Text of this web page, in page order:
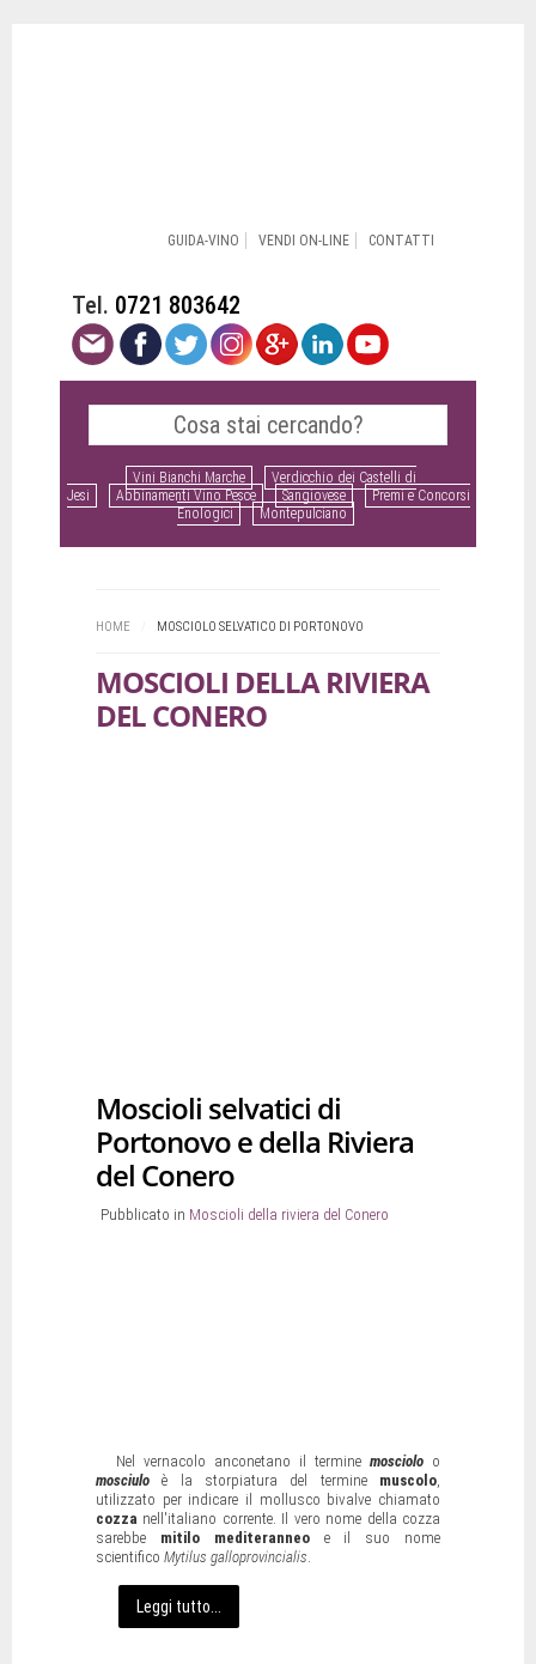
GUIDA-VINO VENDI ON-LINE CONTATTI
Tel. 0721 803642
Vini Bianchi Marche
Verdicchio dei Castelli di
Jesi
Abbinamenti Vino Pesce Sangiovese
Premi e Concorsi
Enologici
Montepulciano
HOME MOSCIOLO SELVATICO DI PORTONOVO
MOSCIOLI DELLA RIVIERA
DEL CONERO
Moscioli selvatici di
Portonovo e della Riviera
del Conero
Pubblicato in Moscioli della riviera del Conero
Nel vernacolo anconetano il termine mosciolo o
mosciulo
è la storpiatura del termine muscolo
utilizzato per indicare il mollusco bivalve chiamato
cozza nell'italiano corrente. Il vero nome della cozza
sarebbe mitilo mediteranneoe il suo nome
scientifico Mytilus galloprovincialis
Leggi tutto...